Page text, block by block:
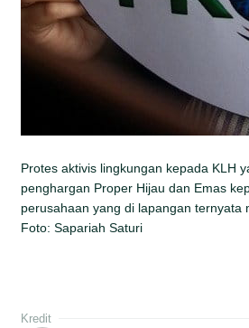
Protes aktivis lingkungan kepada KLH
penghargan Proper Hijau dan Emas
perusahaan yang di lapangan ternyata
Foto: Sapariah Saturi
Kredit